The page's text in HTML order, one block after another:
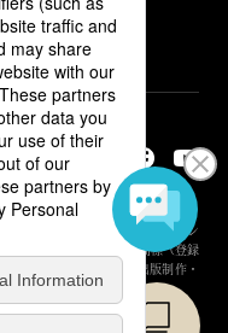
信サービスが、著作権者からコン
スであることを示す登録商標（登録
マーク］または［電子出版制作・